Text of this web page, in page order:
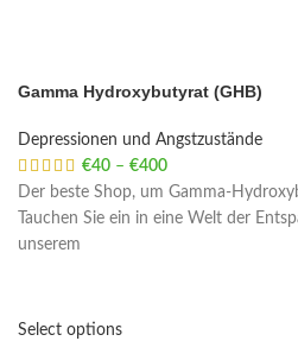
Gamma Hydroxybutyrat (GHB)
Depressionen und Angstzustände
€40 – €400
Der beste Shop, um Gamma-
Tauchen Sie ein in eine Welt der
unserem
Select options